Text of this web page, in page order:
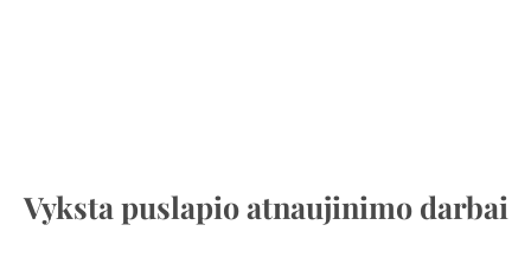
Vyksta puslapio atnaujinimo darbai